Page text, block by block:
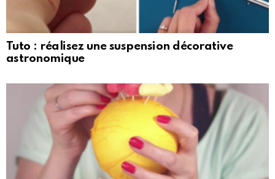
Tuto : réalisez une suspension décorative
astronomique